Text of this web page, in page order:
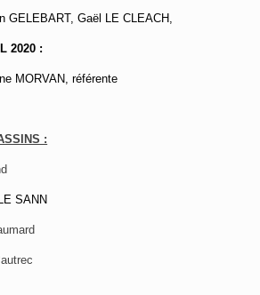
GELEBART, Gaël LE CLEACH,
2020 :
MORVAN, référente
:
LE SANN